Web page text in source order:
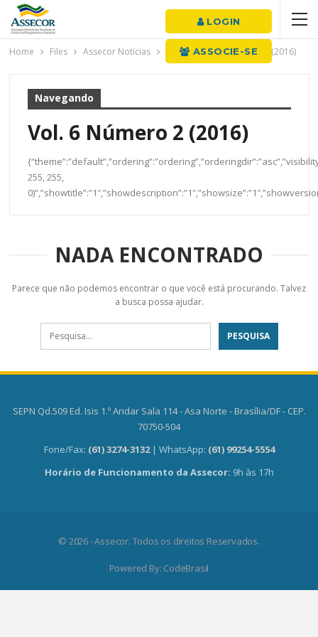
LOGIN
ASSOCIE-SE
Home Files Assecor Notícias RBPO Vol. 6 Número 2 (2016)
Navegando
Vol. 6 Número 2 (2016)
255, 255,
NADA ENCONTRADO
Parece que não podemos encontrar o que você está procurando. Talvez
a busca possa ajudar.
SEPN Qd.509 Ed. Isis 1.º Andar Sala 114 - Asa Norte - Brasília/DF - CEP.
70750-504
Fone/Fax: (61) 3274-3132 | WhatsApp: (61) 99254-5554
Horário de Funcionamento da Assecor: 9h às 17h
© 2026 - Assecor. Todos os direitos Reservados.
Powered By: CodeBrasil